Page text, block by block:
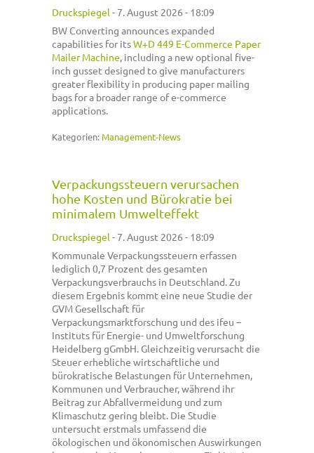
Druckspiegel - 7. August 2026 - 18:09
BW Converting announces expanded
capabilities for itsW+D 449 E-Commerce Paper
Mailer Machine, including a new optional five-
inch gusset designed to give manufacturers
greater flexibility in producing paper mailing
bags for a broader range of e-commerce
applications.
Kategorien: Management-News
Verpackungssteuern verursachen
hohe Kosten und Bürokratie bei
minimalem Umwelteffekt
Druckspiegel - 7. August 2026 - 18:09
Kommunale Verpackungssteuern erfassen
lediglich 0,7 Prozent des gesamten
Verpackungsverbrauchs in Deutschland. Zu
diesem Ergebnis kommt eine neue Studie der
GVM Gesellschaft für
Verpackungsmarktforschung und des ifeu –
Instituts für Energie- und Umweltforschung
Heidelberg gGmbH. Gleichzeitig verursacht die
Steuer erhebliche wirtschaftliche und
bürokratische Belastungen für Unternehmen,
Kommunen und Verbraucher, während ihr
Beitrag zur Abfallvermeidung und zum
Klimaschutz gering bleibt. Die Studie
untersucht erstmals umfassend die
ökologischen und ökonomischen Auswirkungen